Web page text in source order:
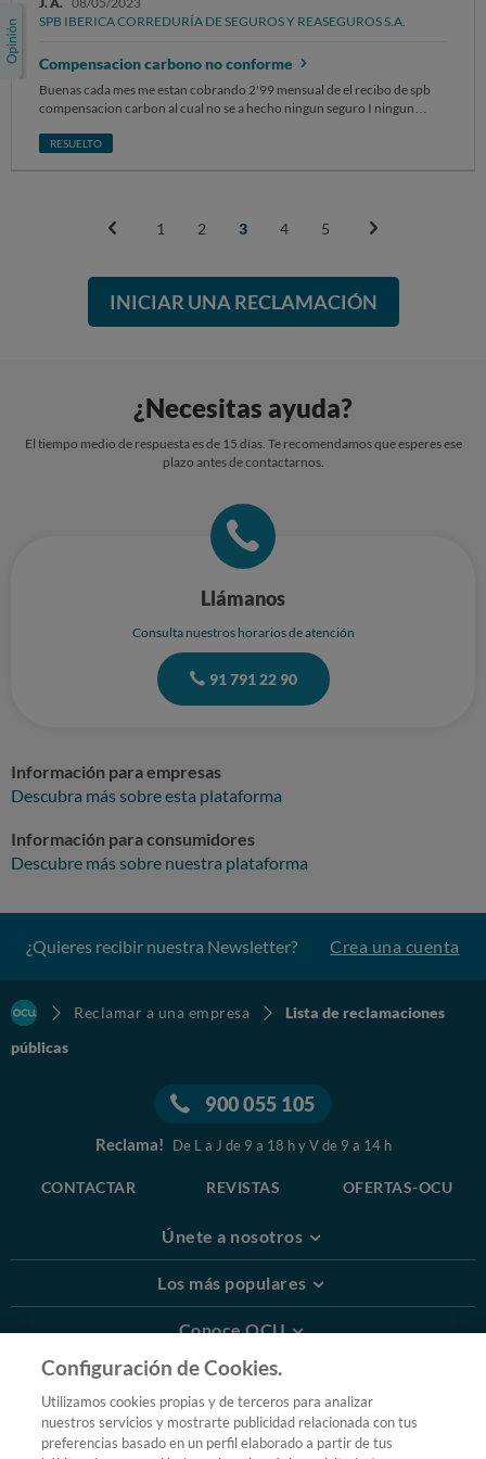
SPB IBERICA CORREDURÍA DE SEGUROS Y REASEGUROS S.A.
Compensacion carbono no conforme
Buenas cada mes me estan cobrando 2'99 mensual de el recibo de spb
compensacion carbon al cual no se a hecho ningun seguro I ningun
cobrandome este importe mensual al cual reclamo la devolucion I
RESUELTO
1 2 3 4 5
INICIAR UNA RECLAMACIÓN
¿Necesitas ayuda?
El tiempo medio de respuesta es de 15 días. Te recomendamos que esperes ese
plazo antes de contactarnos.
Llámanos
Consulta nuestros horarios de atención
91 791 22 90
Información para empresas
Descubra más sobre esta plataforma
Información para consumidores
Descubre más sobre nuestra plataforma
¿Quieres recibir nuestra Newsletter? Crea una cuenta
Reclamar a una empresa
Lista de reclamaciones
públicas
900 055 105
Reclama! De L a J de 9 a 18 h y V de 9 a 14 h
CONTACTAR REVISTAS OFERTAS-OCU
Únete a nosotros
Los más populares
Conoce OCU
Más Información
© 2026 OCU
Condiciones generales de contratación de OCU
Configuración de Cookies.
Utilizamos cookies propias y de terceros para analizar
nuestros servicios y mostrarte publicidad relacionada con tus
preferencias basado en un perfil elaborado a partir de tus